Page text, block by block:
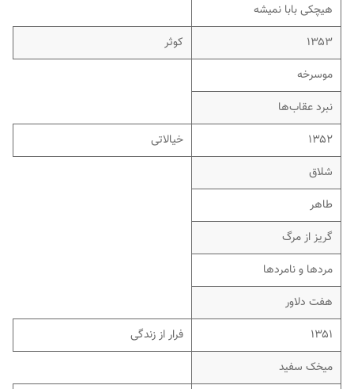
هیچکی بابا نمیشه
۱۳۵۳
کوثر
موسرخه
نبرد عقاب‌ها
۱۳۵۲
خیالاتی
شلاق
طاهر
گریز از مرگ
مردها و نامردها
هفت دلاور
۱۳۵۱
فرار از زندگی
میخک سفید